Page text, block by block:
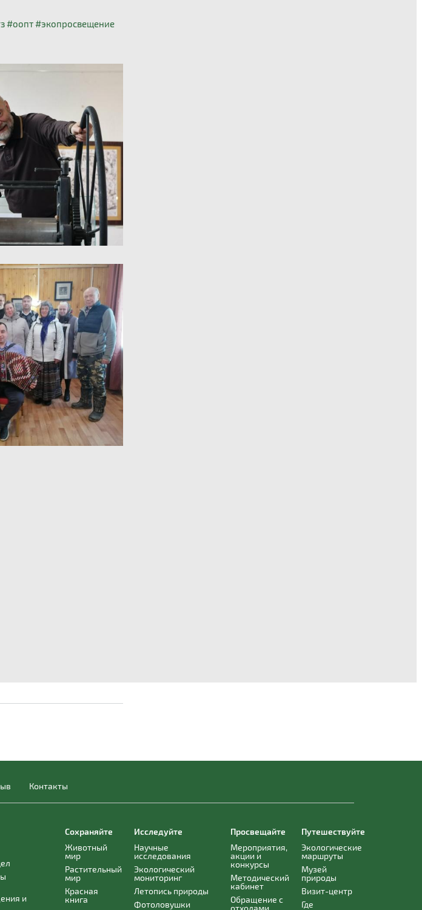
#оопт#экопросвещение
Контакты
и
Сохраняйте
Животный
мир
Растительный
мир
Красная
книга
Исследуйте
Научные
исследования
Экологический
мониторинг
Летопись природы
Фотоловушки
Просвещайте
Мероприятия,
акции и
конкурсы
Методический
кабинет
Обращение с
Путешествуйте
Экологические
маршруты
Музей
природы
Визит-центр
Где